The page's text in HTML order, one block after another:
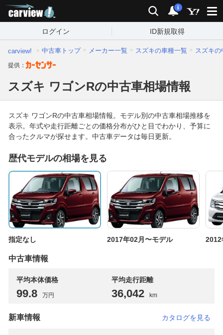
検索 通知
i
ログイン ID新規取得
carview! 中古車トップ メーカー一覧 スズキの車種一覧 スズキの
提供：
スズキ ワゴンRの中古車相場情報
スズキ ワゴンRの中古車相場情報。モデル別の中古車相場推移を
表示。年式や走行距離ごとの価格分布がひと目でわかり、予算に
合ったクルマが探せます。中古車データは毎日更新。
歴代モデルの相場を見る
指定なし 2017年02月〜モデル 2012
中古車情報
平均本体価格
99.8 万円
平均走行距離
36,042 km
新車情報 カタログを見る
支払総額 2017年 2018年
支払総額 4万km 5万km 6